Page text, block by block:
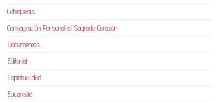
Catequesis
Consagración Personal al Sagrado Corazón
Documentos
Editorial
Espiritualidad
Eucaristía